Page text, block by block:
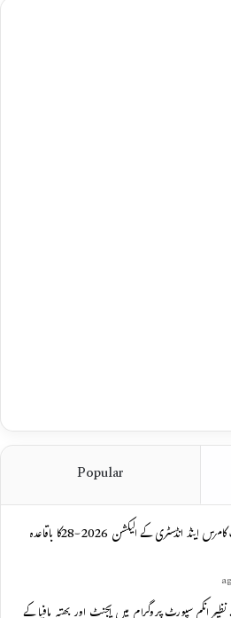
Popular
چیمبر آف کامرس اینڈ انڈسٹری کے الیکشن 2026-28کا باقاعدہ